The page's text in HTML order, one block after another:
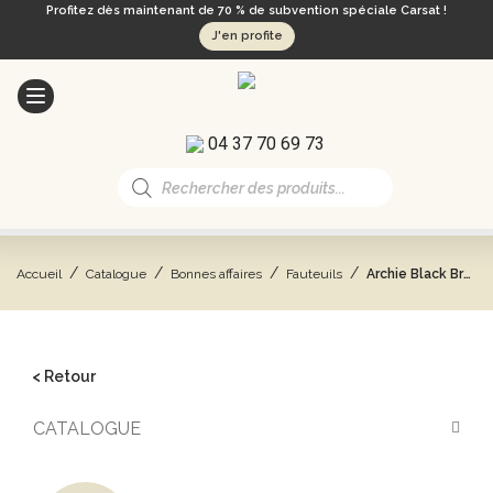
Profitez dès maintenant de 70 % de subvention spéciale Carsat !
J'en profite
04 37 70 69 73
Recherche
de
Accueil / Catalogue / Bonnes affaires / Fauteuils / Archie Black Brown
< Retour
CATALOGUE